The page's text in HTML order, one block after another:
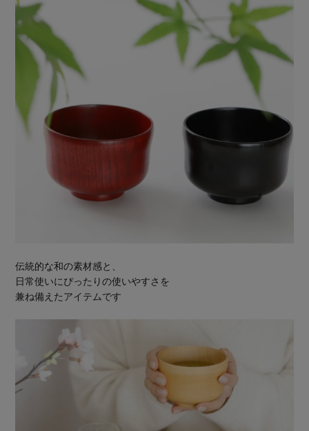
伝統的な和の素材感と、
日常使いにぴったりの使いやすさを
兼ね備えたアイテムです